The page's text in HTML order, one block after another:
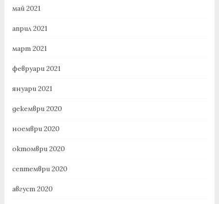
май 2021
април 2021
март 2021
февруари 2021
януари 2021
декември 2020
ноември 2020
октомври 2020
септември 2020
август 2020